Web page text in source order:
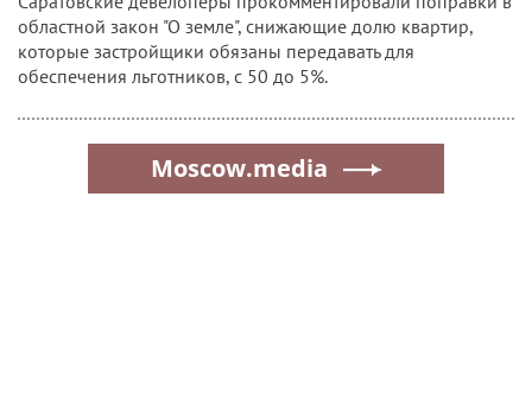
Саратов встал в девятибалльных пробках в
предпраздничный день.По данным сервиса "Яндекс", в
бордовый цвет окрашены улицы Астраханская, Рабочая,
Рахова, Чапаева, Большая Садовая.
30 апреля, 16:21